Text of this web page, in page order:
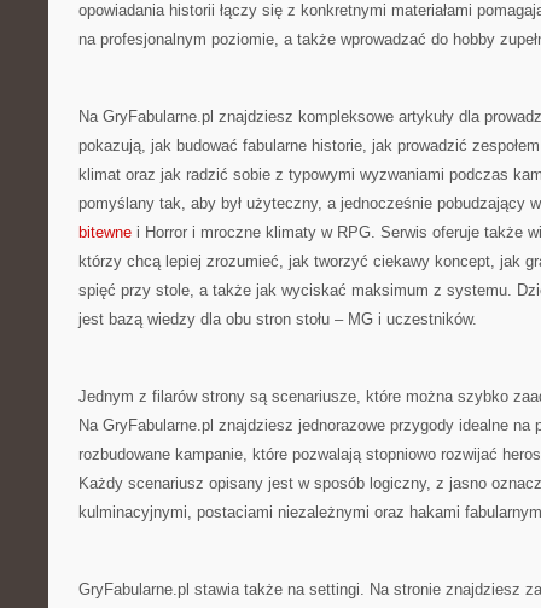
opowiadania historii łączy się z konkretnymi materiałami
na profesjonalnym poziomie, a także wprowadzać do hobby
Na GryFabularne.pl znajdziesz kompleksowe artykuły dla
pokazują, jak budować fabularne historie, jak prowadzić
klimat oraz jak radzić sobie z typowymi wyzwaniami podczas
pomyślany tak, aby był użyteczny, a jednocześnie pobudzający
bitewne i Horror i mroczne klimaty w RPG. Serwis oferuje także
którzy chcą lepiej zrozumieć, jak tworzyć ciekawy koncept, jak
spięć przy stole, a także jak wyciskać maksimum z systemu.
jest bazą wiedzy dla obu stron stołu – MG i uczestników.
Jednym z filarów strony są scenariusze, które można szybko
Na GryFabularne.pl znajdziesz jednorazowe przygody idealne na
rozbudowane kampanie, które pozwalają stopniowo rozwijać
Każdy scenariusz opisany jest w sposób logiczny, z jasno
kulminacyjnymi, postaciami niezależnymi oraz hakami
GryFabularne.pl stawia także na settingi. Na stronie znajdziesz